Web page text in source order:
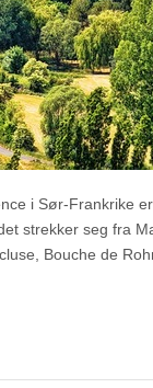
i Sør-Frankrike
strekker seg fra
Bouche de